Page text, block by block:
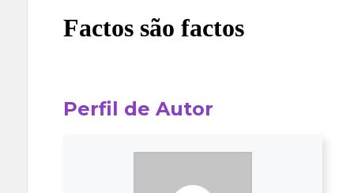
Factos são factos
Perfil de Autor